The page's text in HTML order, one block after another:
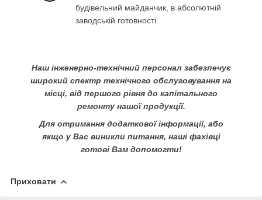
будівельний майданчик, в абсолютній
заводській готовності.
Наш інженерно-технічний персонал забезпечує
широкий спектр технічного обслуговування на
місці, від першого рівня до капітального
ремонту нашої продукції.
Для отримання додаткової інформації, або
якщо у Вас виникли питання, наші фахівці
готові Вам допомогти!
Приховати